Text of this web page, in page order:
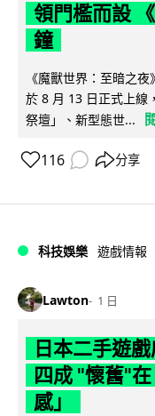
領門檻而設
鐘
《魔獸世界：至暗之
於 8 月 13 日正式上線
祭壇」、新型態世...
116 分享
科技娛樂 遊戲情報
Lawton 1 日
日本二手遊
四成 "懷舊"
感」